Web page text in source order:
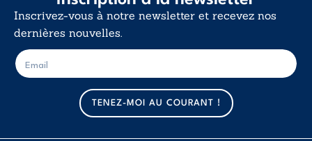
Inscrivez-vous à notre newsletter et recevez nos
dernières nouvelles.
m
a
i
l
E
-
m
TENEZ-MOI AU COURANT !